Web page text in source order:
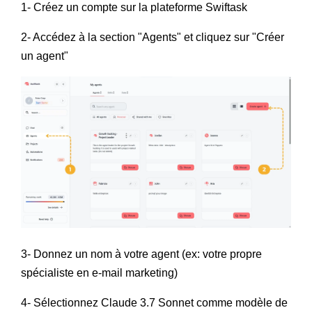
1- Créez un compte sur la plateforme Swiftask
2- Accédez à la section "Agents" et cliquez sur "Créer
un agent"
3- Donnez un nom à votre agent (ex: votre propre
spécialiste en e-mail marketing)
4- Sélectionnez Claude 3.7 Sonnet comme modèle de